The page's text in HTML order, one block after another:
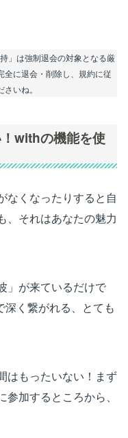
」は強制退会の対象となる厳
全に退会・削除し、規約に従
いね。
！withの機能を使
なくなったりすると自
、それはあなたの魅力
」が来ているだけで
く繋がれる、とても
はもったいない！まず
加するところから、